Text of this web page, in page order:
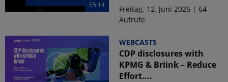
55:14
Freitag, 12. Juni 2026 | 64
Aufrufe
WEBCASTS
CDP disclosures with
KPMG & Briink – Reduce
Effort....